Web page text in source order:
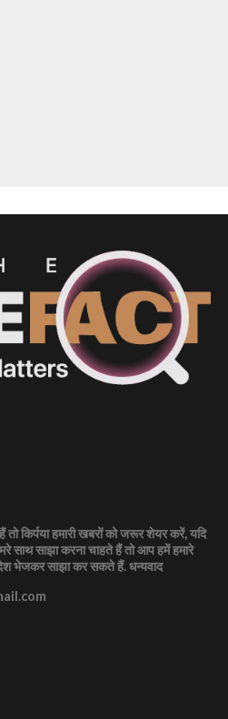
किर्पया हमारी खबरों को जरूर शेयर करें, यदि
साथ साझा करना चाहते हैं तो आप हमें हमारे
भेजकर साझा कर सकते हैं.धन्यवाद